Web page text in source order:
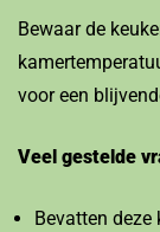
Bewaar de
voor een
Veel gestelde
Bevatten deze